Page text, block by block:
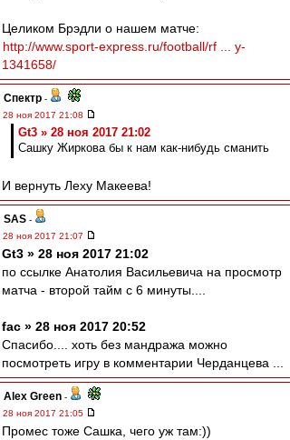
Целиком Брэдли о нашем матче:
http://www.sport-express.ru/football/rf ... y-
1341658/
Спектр -
28 ноя 2017 21:08
Gt3 » 28 ноя 2017 21:02
Сашку Жиркова бы к нам как-нибудь сманить
И вернуть Леху Макеева!
SAS -
28 ноя 2017 21:07
Gt3 » 28 ноя 2017 21:02
по ссылке Анатолия Васильевича на просмотр
матча - второй тайм с 6 минуты....
fac » 28 ноя 2017 20:52
Спасибо.... хоть без мандража можно
посмотреть игру в комментарии Черданцева ...
Alex Green -
28 ноя 2017 21:05
Промес тоже Сашка, чего уж там:))